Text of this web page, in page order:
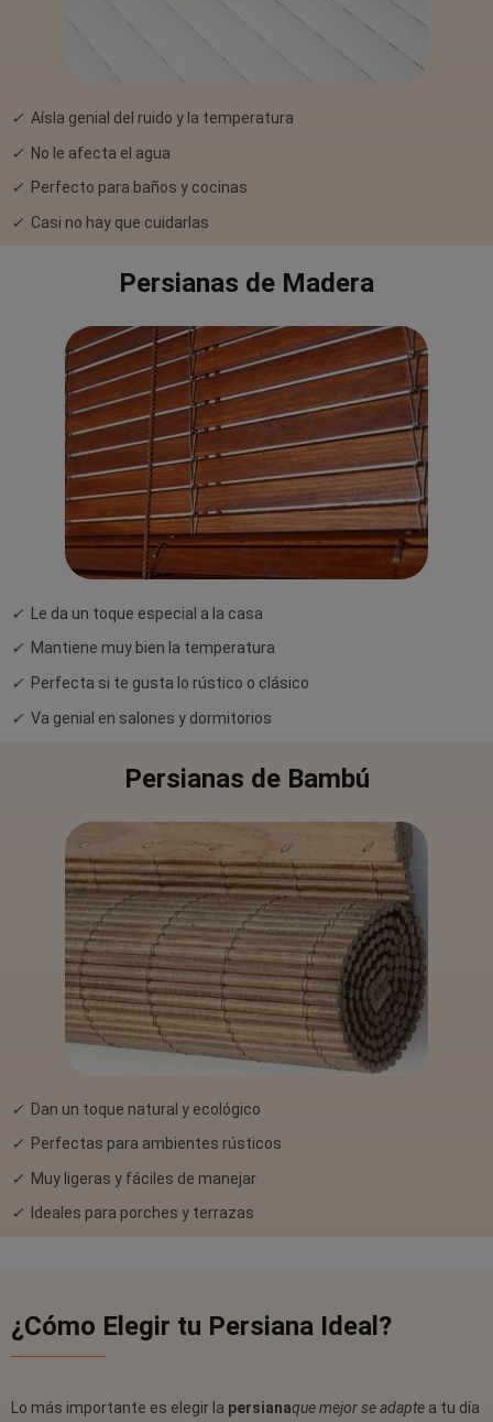
✓ Aísla genial del ruido y la temperatura
✓ No le afecta el agua
✓ Perfecto para baños y cocinas
✓ Casi no hay que cuidarlas
Persianas de Madera
✓ Le da un toque especial a la casa
✓ Mantiene muy bien la temperatura
✓ Perfecta si te gusta lo rústico o clásico
✓ Va genial en salones y dormitorios
Persianas de Bambú
✓ Dan un toque natural y ecológico
✓ Perfectas para ambientes rústicos
✓ Muy ligeras y fáciles de manejar
✓ Ideales para porches y terrazas
¿Cómo Elegir tu Persiana Ideal?
Lo más importante es elegir la persianaque mejor se adapte a tu día